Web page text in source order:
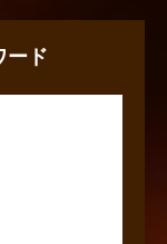
ード